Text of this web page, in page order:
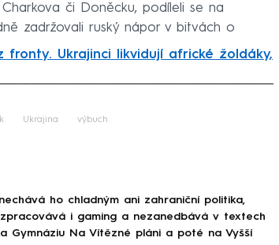
či Doněcku, podíleli se na
zadržovali ruský nápor v bitvách o
fronty. Ukrajinci likvidují africké žoldáky,
Ukrajina výbuch
ho chladným ani zahraniční politika,
i gaming a nezanedbává v textech
Gymnáziu Na Vítězné pláni a poté na Vyšší